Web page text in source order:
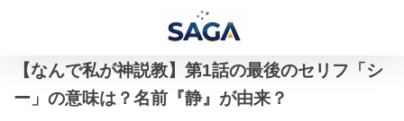
【なんで私が神説教】第1話の最後のセリフ「シ
ー」の意味は？名前『静』が由来？